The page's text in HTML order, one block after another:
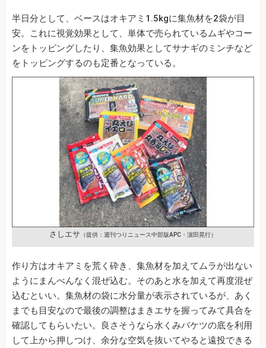
半日分として、ベースはオキアミ1.5kgに集魚材を2袋が目
安。これに視覚効果として、単体で売られているムギやコー
ンをトッピングしたり、集魚効果としてサナギのミンチなど
をトッピングするのも定番となっている。
さしエサ （提供：週刊つりニュース中部版APC・濵田晃行）
作り方はオキアミを荒く砕き、集魚材を加えてムラが出ない
ようにまんべんなく混ぜ込む。そのあと水を加えて再度混ぜ
込むといい。集魚材の袋に水分量が表示されているが、あく
までも目安なので最後の調整はまきエサを握ってみて具合を
確認してもらいたい。良さそうなら水くみバケツの底を利用
して上から押しつけ、余分な空気を抜いてやると遠投できる